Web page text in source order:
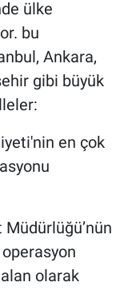
ülke
bu
Ankara,
gibi büyük
en çok
olarak